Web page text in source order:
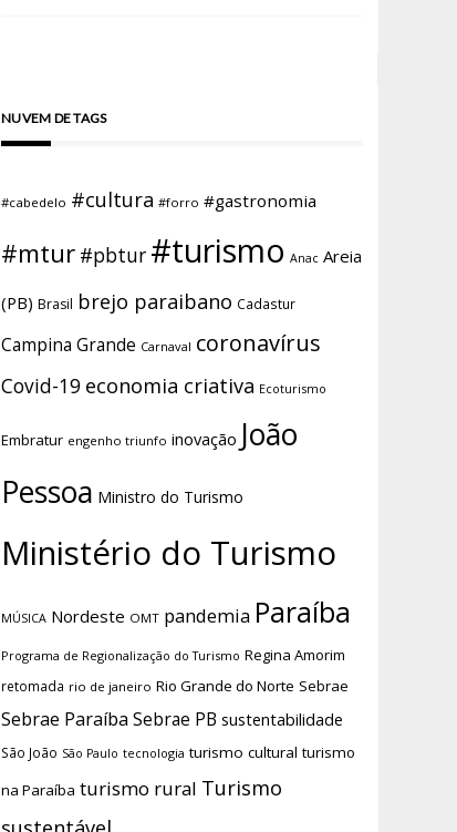
NUVEM DE TAGS
#cabedelo #cultura #forro #gastronomia
#mtur #pbtur #turismo Anac Areia
(PB) Brasil brejo paraibano Cadastur
Campina Grande Carnaval coronavírus
Covid-19 economia criativa Ecoturismo
Embratur engenho triunfo inovação João
Pessoa Ministro do Turismo
Ministério do Turismo
MÚSICA Nordeste OMT pandemia Paraíba
Programa de Regionalização do Turismo Regina Amorim
retomada rio de janeiro Rio Grande do Norte Sebrae
Sebrae Paraíba Sebrae PB sustentabilidade
São João São Paulo tecnologia turismo cultural turismo
na Paraíba turismo rural Turismo